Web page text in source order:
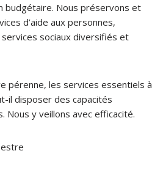
budgétaire. Nous préservons et
d’aide aux personnes,
sociaux diversifiés et
pérenne, les services essentiels à
il disposer des capacités
Nous y veillons avec efficacité.